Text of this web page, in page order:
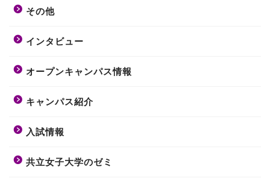
その他
インタビュー
オープンキャンパス情報
キャンパス紹介
入試情報
共立女子大学のゼミ